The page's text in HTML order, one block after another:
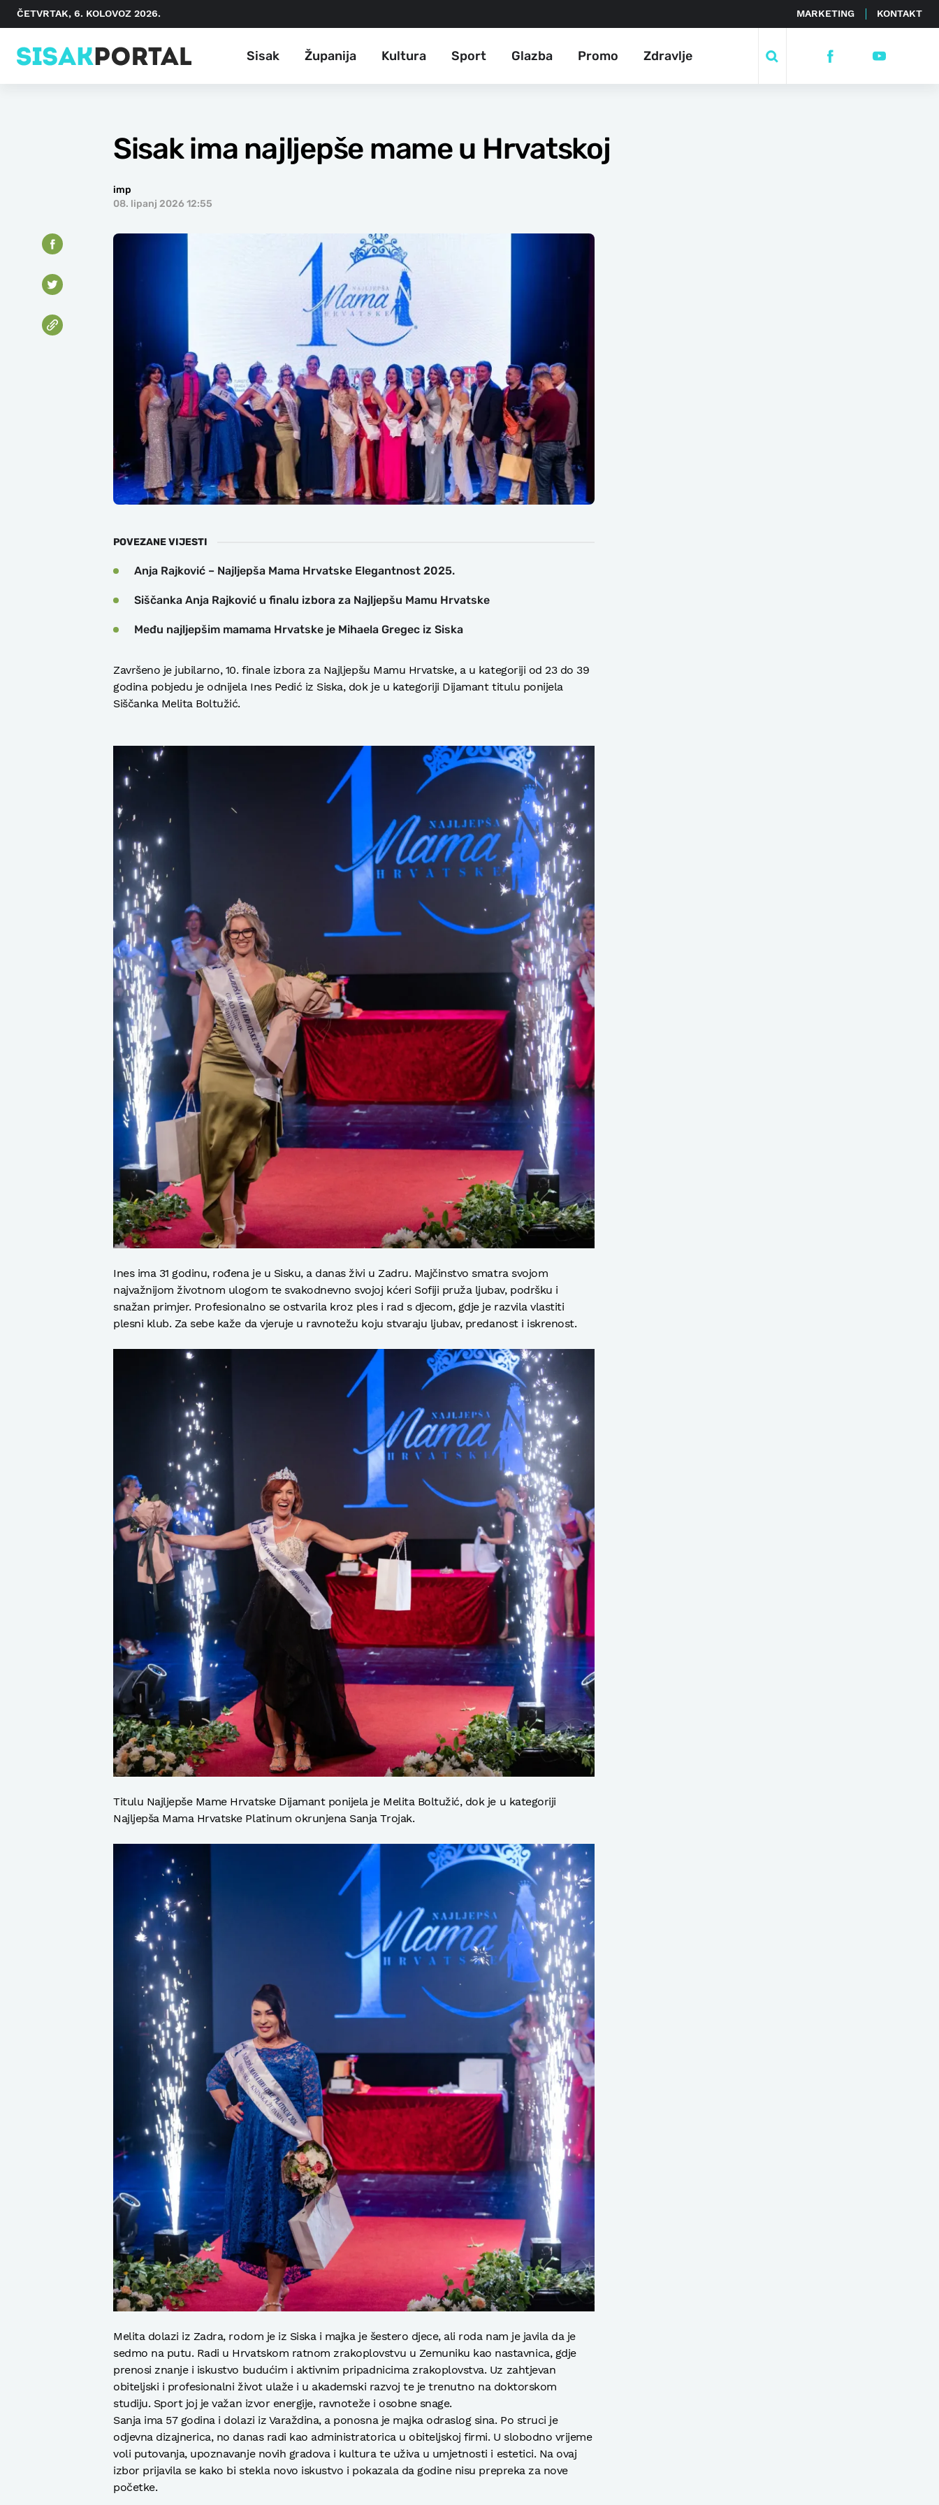
ČETVRTAK, 6. KOLOVOZ 2026. MARKETING KONTAKT
Sisak Županija Kultura Sport Glazba Promo Zdravlje
Sisak ima najljepše mame u Hrvatskoj
imp
08. lipanj 2026 12:55
POVEZANE VIJESTI
Anja Rajković – Najljepša Mama Hrvatske Elegantnost 2025.
Siščanka Anja Rajković u finalu izbora za Najljepšu Mamu Hrvatske
Među najljepšim mamama Hrvatske je Mihaela Gregec iz Siska
Završeno je jubilarno, 10. finale izbora za Najljepšu Mamu Hrvatske, a u kategoriji od 23 do 39
godina pobjedu je odnijela Ines Pedić iz Siska, dok je u kategoriji Dijamant titulu ponijela
Siščanka Melita Boltužić.
Ines ima 31 godinu, rođena je u Sisku, a danas živi u Zadru. Majčinstvo smatra svojom
najvažnijom životnom ulogom te svakodnevno svojoj kćeri Sofiji pruža ljubav, podršku i
snažan primjer. Profesionalno se ostvarila kroz ples i rad s djecom, gdje je razvila vlastiti
plesni klub. Za sebe kaže da vjeruje u ravnotežu koju stvaraju ljubav, predanost i iskrenost.
Titulu Najljepše Mame Hrvatske Dijamant ponijela je Melita Boltužić, dok je u kategoriji
Najljepša Mama Hrvatske Platinum okrunjena Sanja Trojak.
Melita dolazi iz Zadra, rodom je iz Siska i majka je šestero djece, ali roda nam je javila da je
sedmo na putu. Radi u Hrvatskom ratnom zrakoplovstvu u Zemuniku kao nastavnica, gdje
prenosi znanje i iskustvo budućim i aktivnim pripadnicima zrakoplovstva. Uz zahtjevan
obiteljski i profesionalni život ulaže i u akademski razvoj te je trenutno na doktorskom
studiju. Sport joj je važan izvor energije, ravnoteže i osobne snage.
Sanja ima 57 godina i dolazi iz Varaždina, a ponosna je majka odraslog sina. Po struci je
odjevna dizajnerica, no danas radi kao administratorica u obiteljskoj firmi. U slobodno vrijeme
voli putovanja, upoznavanje novih gradova i kultura te uživa u umjetnosti i estetici. Na ovaj
izbor prijavila se kako bi stekla novo iskustvo i pokazala da godine nisu prepreka za nove
početke.